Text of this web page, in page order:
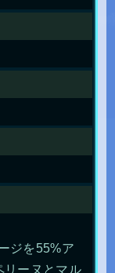
ジを55%ア
リーヌとマル